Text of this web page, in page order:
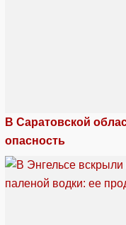
В Саратовской
опасность